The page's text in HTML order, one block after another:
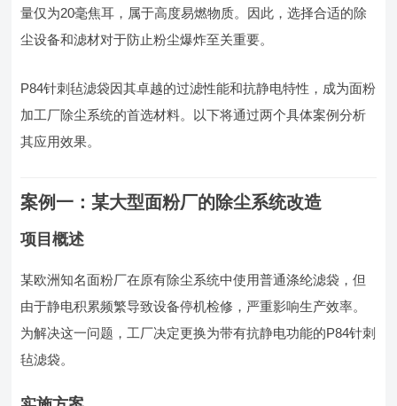
量仅为20毫焦耳，属于高度易燃物质。因此，选择合适的除
尘设备和滤材对于防止粉尘爆炸至关重要。
P84针刺毡滤袋因其卓越的过滤性能和抗静电特性，成为面粉
加工厂除尘系统的首选材料。以下将通过两个具体案例分析
其应用效果。
案例一：某大型面粉厂的除尘系统改造
项目概述
某欧洲知名面粉厂在原有除尘系统中使用普通涤纶滤袋，但
由于静电积累频繁导致设备停机检修，严重影响生产效率。
为解决这一问题，工厂决定更换为带有抗静电功能的P84针刺
毡滤袋。